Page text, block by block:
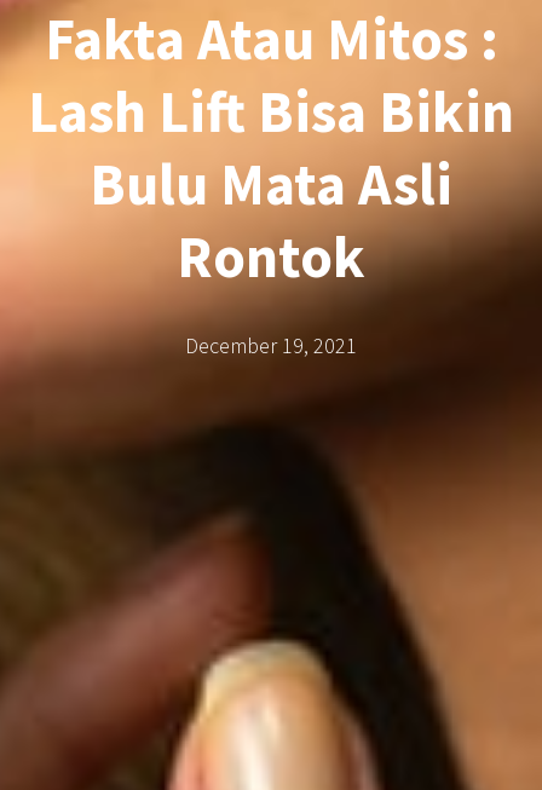
Fakta Atau Mitos :
Lash Lift Bisa Bikin
Bulu Mata Asli
Rontok
December 19, 2021